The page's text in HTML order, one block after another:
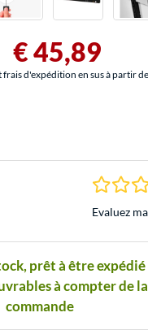
€ 45,89
frais d'expédition en sus à partir de
Evaluez
prêt à être expédié
à compter de la
commande